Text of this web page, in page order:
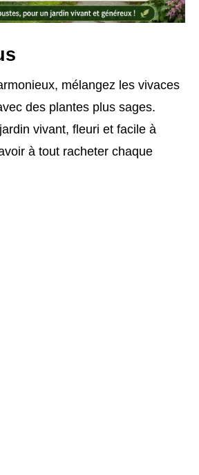
mélangez les vivaces
des plantes plus sages.
vivant, fleuri et facile à
à tout racheter chaque